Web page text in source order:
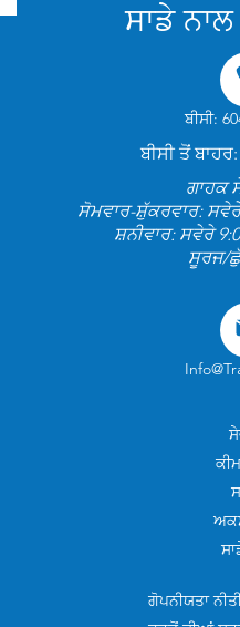
ਸਾਡੇ
ਬੀਸੀ:
ਬੀਸੀ ਤੋਂ
ਗਾਹਕ
ਸੋਮਵਾਰ-ਸ਼ੁੱਕਰਵਾਰ:
ਸ਼ਨੀਵਾਰ: ਸਵੇਰੇ
ਸੂਰਜ/
ਗੋਪਨੀਯਤਾ